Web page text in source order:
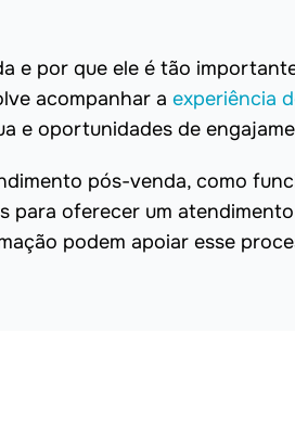
e por que ele é tão
acompanhar a experiência
e oportunidades de
pós-venda, como
para oferecer um
podem apoiar esse